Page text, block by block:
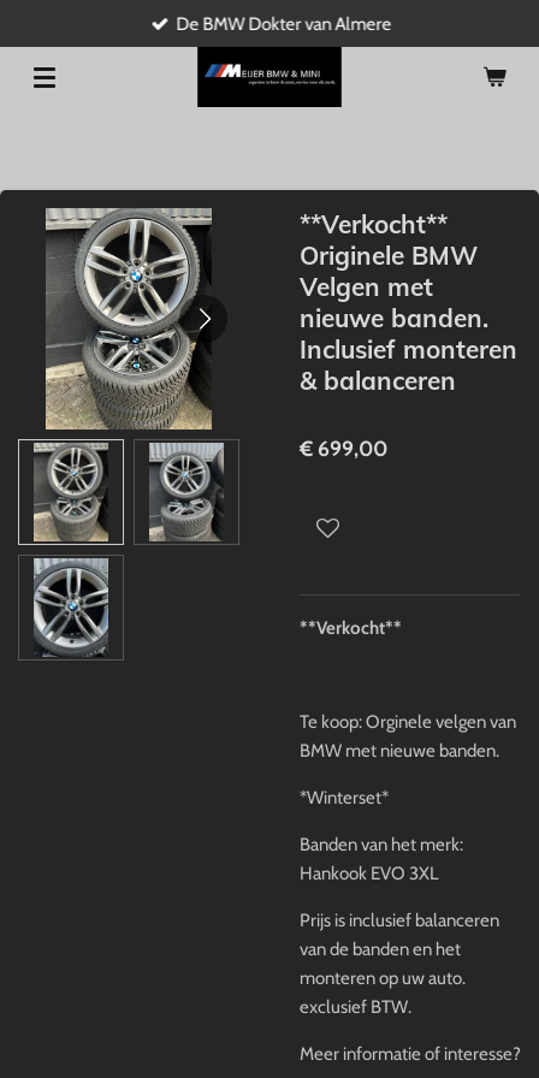
direct
naar
De BMW Dokter van Almere
**Verkocht**
Originele BMW
Velgen met
nieuwe banden.
Inclusief monteren
& balanceren
€ 699,00
**Verkocht**
Te koop: Orginele velgen van
BMW met nieuwe banden.
*Winterset*
Banden van het merk:
Hankook EVO 3XL
Prijs is inclusief balanceren
van de banden en het
monteren op uw auto.
exclusief BTW.
Meer informatie of interesse?